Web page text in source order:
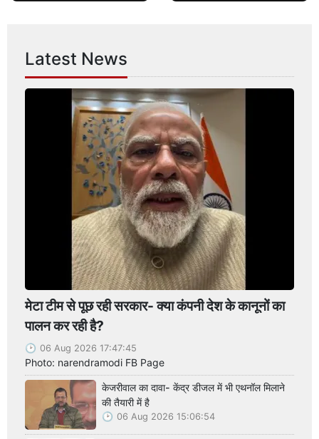
Latest News
मेटा टीम से पूछ रही सरकार- क्या कंपनी देश के कानूनों का
पालन कर रही है?
06 Aug 2026 17:47:45
Photo: narendramodi FB Page
केजरीवाल का दावा- केंद्र डीजल में भी एथनॉल मिलाने
की तैयारी में है
06 Aug 2026 15:06:54